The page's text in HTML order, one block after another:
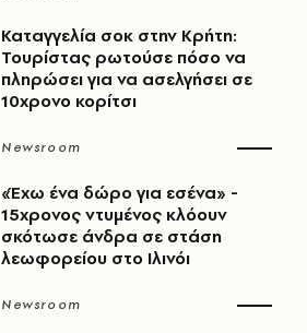
Καταγγελία σοκ στην Κρήτη:
Τουρίστας ρωτούσε πόσο να
πληρώσει για να ασελγήσει σε
10χρονο κορίτσι
Newsroom
«Έχω ένα δώρο για εσένα» -
15χρονος ντυμένος κλόουν
σκότωσε άνδρα σε στάση
λεωφορείου στο Ιλινόι
Newsroom